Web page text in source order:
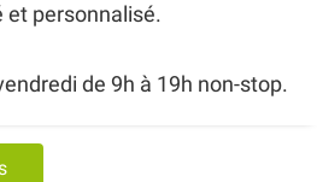
et personnalisé.
de 9h à 19h non-stop.